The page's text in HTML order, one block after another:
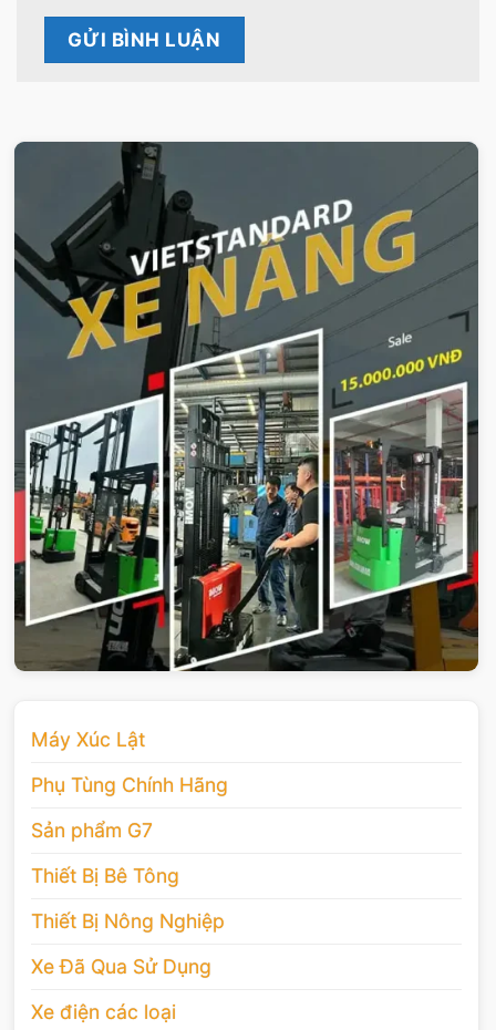
VIETSTANDARD VIỆT NAM
Xe-nang
Máy Xúc Lật
Phụ Tùng Chính Hãng
Sản phẩm G7
Thiết Bị Bê Tông
Thiết Bị Nông Nghiệp
Xe Đã Qua Sử Dụng
Xe điện các loại